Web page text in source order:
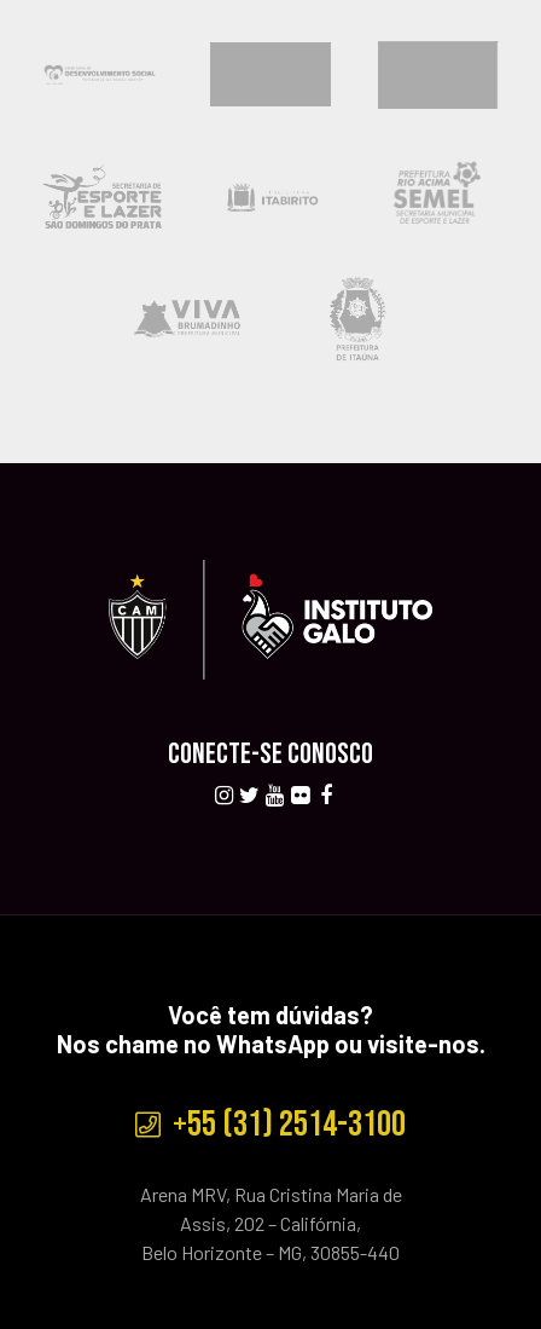
CONECTE-SE CONOSCO
Você tem dúvidas?
Nos chame no WhatsApp ou visite-nos.
+55 (31) 2514-3100
Arena MRV, Rua Cristina Maria de
Assis, 202 – Califórnia,
Belo Horizonte – MG, 30855-440